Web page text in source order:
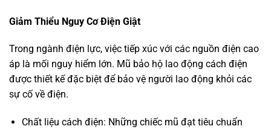
Giảm Thiểu Nguy Cơ Điện Giật
Trong ngành điện lực, việc tiếp xúc với các nguồn điện cao
áp là mối nguy hiểm lớn. Mũ bảo hộ lao động cách điện
được thiết kế đặc biệt để bảo vệ người lao động khỏi các
sự cố về điện.
Chất liệu cách điện: Những chiếc mũ đạt tiêu chuẩn